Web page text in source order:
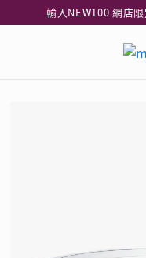
指定純銀